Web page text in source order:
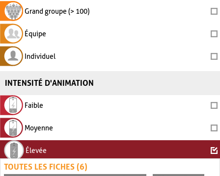
Grand groupe (> 100)
Équipe
Individuel
INTENSITÉ D'ANIMATION
Faible
Moyenne
Élevée
TOUTES LES FICHES (6)